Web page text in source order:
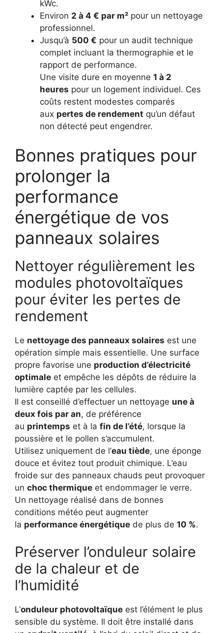
kWc.
Environ 2 à 4 € par m² pour un nettoyage
professionnel.
Jusqu’à 500 € pour un audit technique
complet incluant la thermographie et le
rapport de performance.
Une visite dure en moyenne 1 à 2
heures pour un logement individuel. Ces
coûts restent modestes comparés
aux pertes de rendement qu’un défaut
non détecté peut engendrer.
Bonnes pratiques pour
prolonger la
performance
énergétique de vos
panneaux solaires
Nettoyer régulièrement les
modules photovoltaïques
pour éviter les pertes de
rendement
Le nettoyage des panneaux solaires est une
opération simple mais essentielle. Une surface
propre favorise une production d’électricité
optimale et empêche les dépôts de réduire la
lumière captée par les cellules.
Il est conseillé d’effectuer un nettoyage une à
deux fois par an, de préférence
au printemps et à la fin de l’été, lorsque la
poussière et le pollen s’accumulent.
Utilisez uniquement de l’eau tiède, une éponge
douce et évitez tout produit chimique. L’eau
froide sur des panneaux chauds peut provoquer
un choc thermique et endommager le verre.
Un nettoyage réalisé dans de bonnes
conditions météo peut augmenter
la performance énergétique de plus de 10 %.
Préserver l’onduleur solaire
de la chaleur et de
l’humidité
L’onduleur photovoltaïque est l’élément le plus
sensible du système. Il doit être installé dans